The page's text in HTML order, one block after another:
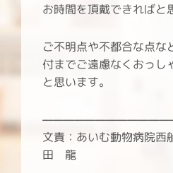
お時間を頂戴できればと
ご不明点や不都合な点な
付までご遠慮なくおっし
と思います。
文責：あいむ動物病院
田 龍